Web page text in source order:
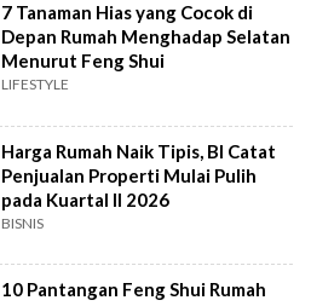
7 Tanaman Hias yang Cocok di
Depan Rumah Menghadap Selatan
Menurut Feng Shui
LIFESTYLE
Harga Rumah Naik Tipis, BI Catat
Penjualan Properti Mulai Pulih
pada Kuartal II 2026
BISNIS
10 Pantangan Feng Shui Rumah